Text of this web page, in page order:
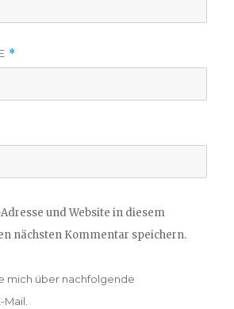
*
und Website in diesem
nächsten Kommentar speichern.
mich über nachfolgende